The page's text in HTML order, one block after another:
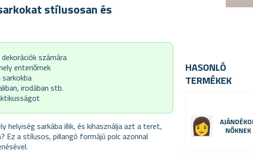
stílusosan és
számára
enteriőrnek
irodában stb.
helyiség sarkába illik, és kihasználja azt a teret,
Ez a stílusos, pillangó formájú polc azonnal
HASONLÓ
TERMÉKEK
NŐKNEK